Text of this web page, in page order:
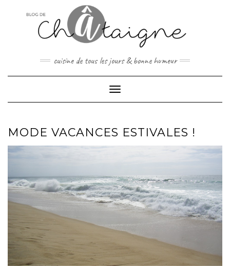
cuisine de tous les jours & bonne humeur
Toggle Navigation
MODE VACANCES ESTIVALES !